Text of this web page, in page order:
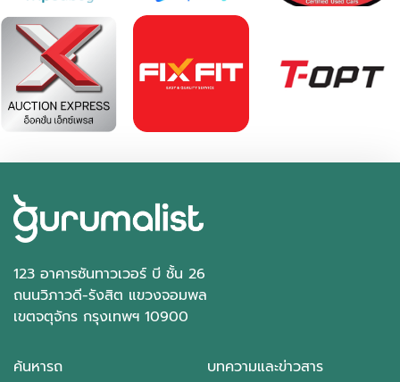
123 อาคารซันทาวเวอร์ บี ชั้น 26
ถนนวิภาวดี-รังสิต แขวงจอมพล
เขตจตุจักร กรุงเทพฯ 10900
ค้นหารถ บทความและข่าวสาร